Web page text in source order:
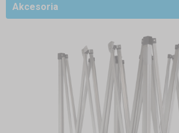
Akcesoria